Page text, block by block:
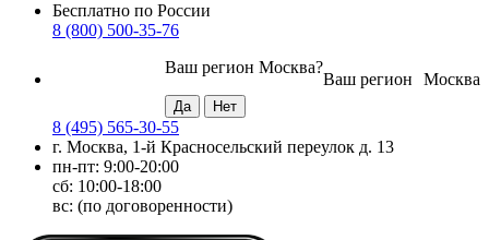
Бесплатно по России
8 (800) 500-35-76
Москва
Ваш регион
Ваш регион Москва?
8 (495) 565-30-55
г. Москва, 1-й Красносельский переулок д. 13
пн-пт: 9:00-20:00
сб: 10:00-18:00
вс: (по договоренности)